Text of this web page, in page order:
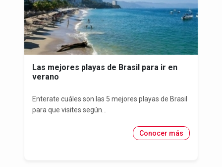
Las mejores playas de Brasil para ir en
verano
Enterate cuáles son las 5 mejores playas de Brasil
para que visites según...
Conocer más